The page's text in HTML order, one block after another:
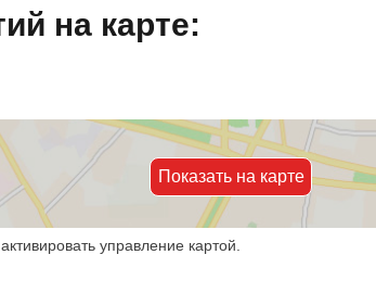
на карте:
Показать на карте
управление картой.